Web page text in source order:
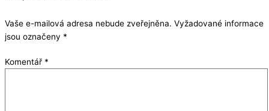
Vaše e-mailová adresa nebude zveřejněna. Vyžadované informace
jsou označeny *
Komentář *